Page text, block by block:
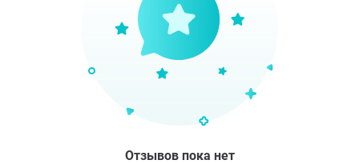
Отзывов пока нет